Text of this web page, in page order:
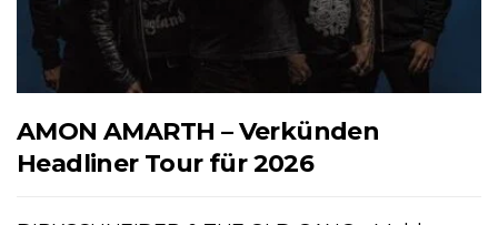
AMON AMARTH – Verkünden
Headliner Tour für 2026